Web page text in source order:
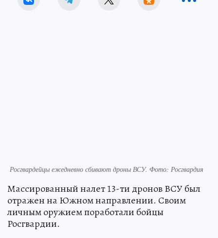
Росгвардейцы ежедневно сбивают дроны ВСУ. Фото: Росгвардия
Массированный налет 13-ти дронов ВСУ был
отражен на Южном направлении. Своим
личным оружием поработали бойцы
Росгвардии.